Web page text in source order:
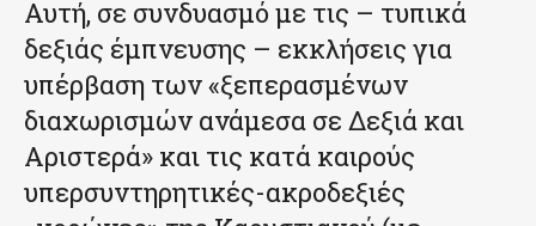
Αυτή, σε συνδυασμό με τις – τυπικά
δεξιάς έμπνευσης – εκκλήσεις για
υπέρβαση των «ξεπερασμένων
διαχωρισμών ανάμεσα σε Δεξιά και
Αριστερά» και τις κατά καιρούς
υπερσυντηρητικές-ακροδεξιές